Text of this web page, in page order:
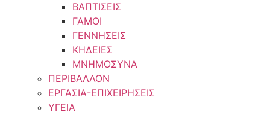
ΒΑΠΤΙΣΕΙΣ
ΓΑΜΟΙ
ΓΕΝΝΗΣΕΙΣ
ΚΗΔΕΙΕΣ
ΜΝΗΜΟΣΥΝΑ
ΠΕΡΙΒΑΛΛΟΝ
ΕΡΓΑΣΙΑ-ΕΠΙΧΕΙΡΗΣΕΙΣ
ΥΓΕΙΑ